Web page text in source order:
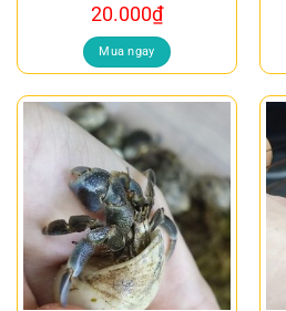
20.000₫
Mua ngay